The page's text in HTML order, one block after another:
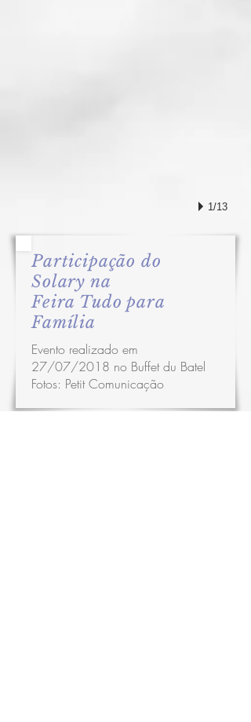
1/13
Participação do
Solary na
Feira Tudo para
Família
Evento realizado em
27/07/2018 no Buffet du Batel
Fotos: Petit Comunicação